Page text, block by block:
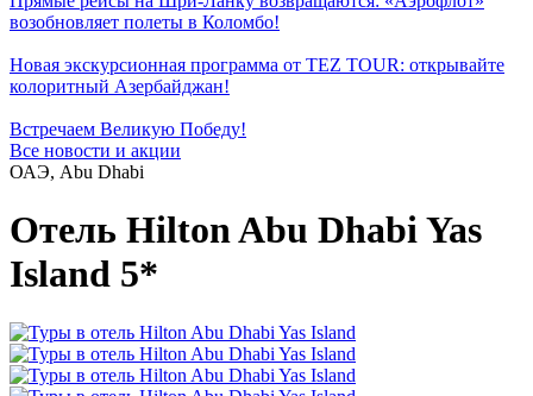
возобновляет полеты в Коломбо!
Новая экскурсионная программа от TEZ TOUR: открывайте
колоритный Азербайджан!
Встречаем Великую Победу!
Все новости и акции
ОАЭ, Abu Dhabi
Отель Hilton Abu Dhabi Yas
Island 5*